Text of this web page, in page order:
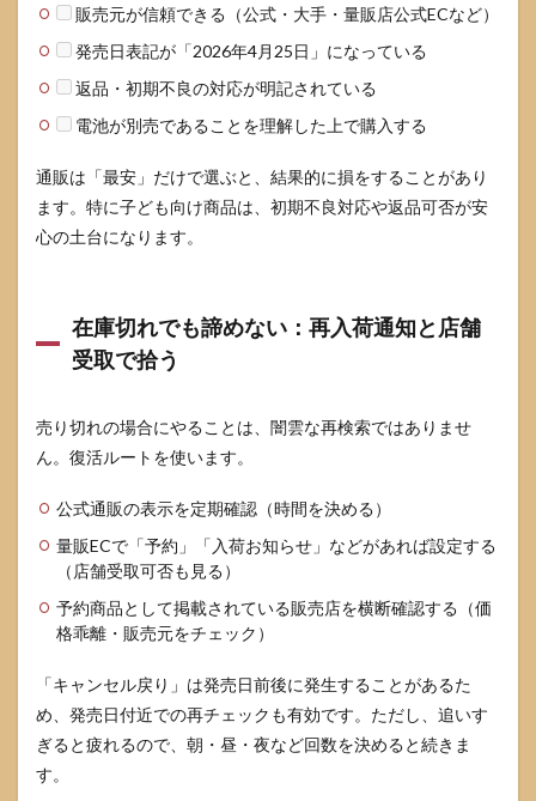
販売元が信頼できる（公式・大手・量販店公式ECなど）
発売日表記が「2026年4月25日」になっている
返品・初期不良の対応が明記されている
電池が別売であることを理解した上で購入する
通販は「最安」だけで選ぶと、結果的に損をすることがあり
ます。特に子ども向け商品は、初期不良対応や返品可否が安
心の土台になります。
在庫切れでも諦めない：再入荷通知と店舗
受取で拾う
売り切れの場合にやることは、闇雲な再検索ではありませ
ん。復活ルートを使います。
公式通販の表示を定期確認（時間を決める）
量販ECで「予約」「入荷お知らせ」などがあれば設定する
（店舗受取可否も見る）
予約商品として掲載されている販売店を横断確認する（価
格乖離・販売元をチェック）
「キャンセル戻り」は発売日前後に発生することがあるた
め、発売日付近での再チェックも有効です。ただし、追いす
ぎると疲れるので、朝・昼・夜など回数を決めると続きま
す。